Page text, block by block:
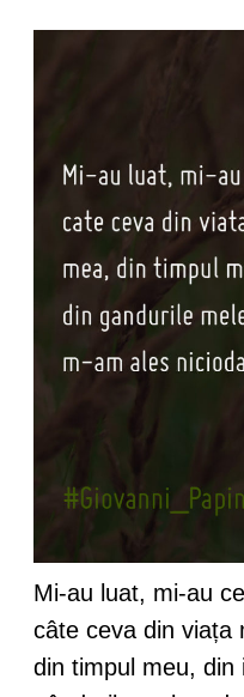
Mi-au luat, mi-au
câte ceva din viața
din timpul meu, din